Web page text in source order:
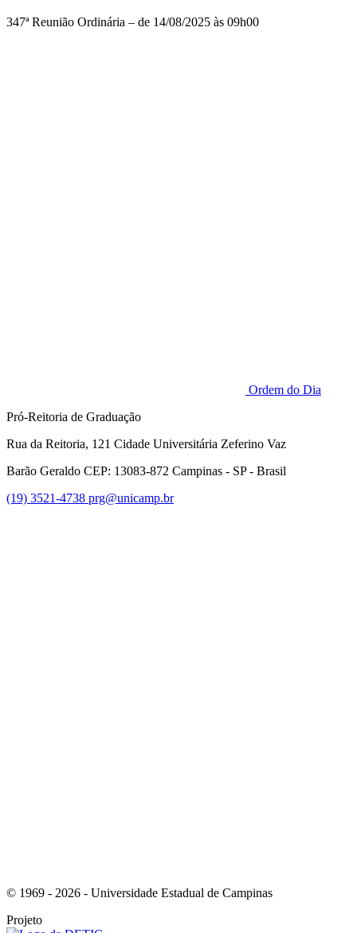
347ª Reunião Ordinária – de 14/08/2025 às 09h00
Ordem do Dia
Pró-Reitoria de Graduação
Rua da Reitoria, 121 Cidade Universitária Zeferino Vaz
Barão Geraldo CEP: 13083-872 Campinas - SP - Brasil
(19) 3521-4738 prg@unicamp.br
© 1969 - 2026 - Universidade Estadual de Campinas
Projeto